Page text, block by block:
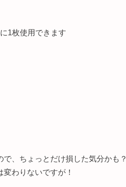
1枚使用できます
、ちょっとだけ損した気分かも？
わりないですが！